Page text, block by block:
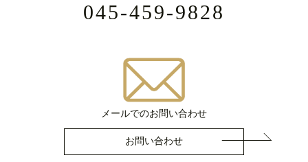
045-459-9828
メールでのお問い合わせ
お問い合わせ